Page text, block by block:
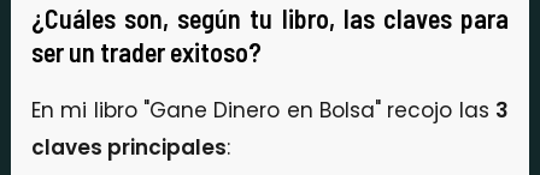
¿Cuáles son, según tu libro, las claves para
ser un trader exitoso?
En mi libro "Gane Dinero en Bolsa" recojo las 3
claves principales: